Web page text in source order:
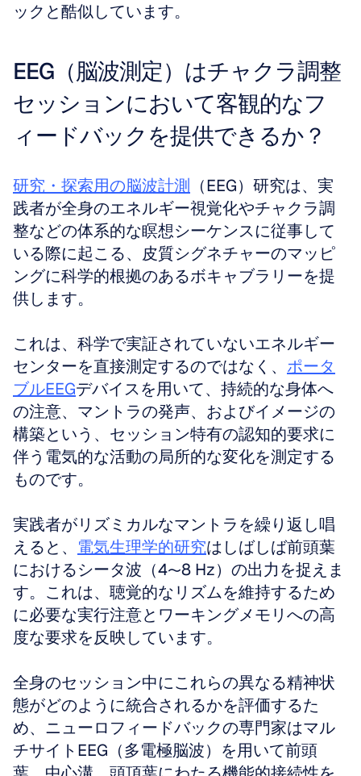
ックと酷似しています。
EEG（脳波測定）はチャクラ調整
セッションにおいて客観的なフ
ィードバックを提供できるか？
研究・探索用の脳波計測 （EEG）研究は、実
践者が全身のエネルギー視覚化やチャクラ調
整などの体系的な瞑想シーケンスに従事して
いる際に起こる、皮質シグネチャーのマッピ
ングに科学的根拠のあるボキャブラリーを提
供します。
これは、科学で実証されていないエネルギー
センターを直接測定するのではなく、 ポータ
ブルEEGデバイスを用いて、持続的な身体へ
の注意、マントラの発声、およびイメージの
構築という、セッション特有の認知的要求に
伴う電気的な活動の局所的な変化を測定する
ものです。
実践者がリズミカルなマントラを繰り返し唱
えると、 電気生理学的研究はしばしば前頭葉
におけるシータ波（4〜8 Hz）の出力を捉えま
す。これは、聴覚的なリズムを維持するため
に必要な実行注意とワーキングメモリへの高
度な要求を反映しています。
全身のセッション中にこれらの異なる精神状
態がどのように統合されるかを評価するた
め、ニューロフィードバックの専門家はマル
チサイトEEG（多電極脳波）を用いて前頭